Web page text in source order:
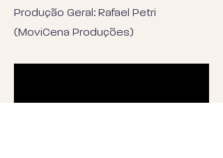
Produção Geral: Rafael Petri
(MoviCena Produções)